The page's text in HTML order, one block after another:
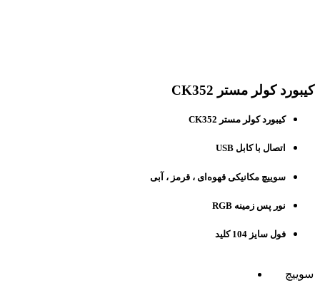
کیبورد کولر مستر CK352
کیبورد کولر مستر CK352
اتصال با کابل USB
سوییچ مکانیکی قهوه‌ای ، قرمز ، آبی
نور پس زمینه RGB
فول سایز 104 کلید
سوییچ